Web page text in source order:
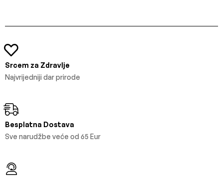
Srcem za Zdravlje
Najvrijedniji dar prirode
Besplatna Dostava
Sve narudžbe veće od 65 Eur